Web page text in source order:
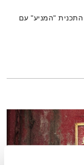
"המניע" עם